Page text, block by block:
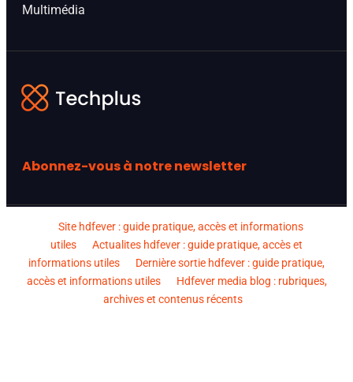
Multimédia
Abonnez-vous à notre newsletter
Site hdfever : guide pratique, accès et informations
utiles
Actualites hdfever : guide pratique, accès et
informations utiles
Dernière sortie hdfever : guide pratique,
accès et informations utiles
Hdfever media blog : rubriques,
archives et contenus récents